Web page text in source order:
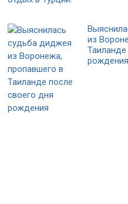
из
рождения